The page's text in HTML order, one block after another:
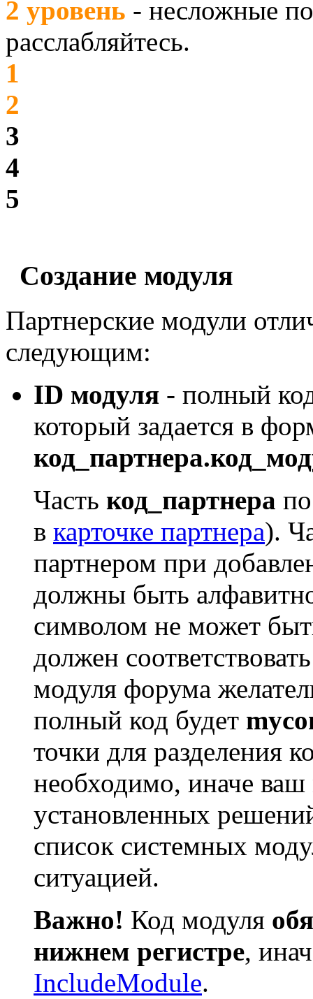
2 уровень - несложные
расслабляйтесь.
1
2
3
4
5
Создание модуля
Партнерские модули
следующим:
ID модуля - полный
который задается в
Часть код_партнера
в карточке партнера).
партнером при
должны быть
символом не может
должен
модуля форума
полный код будет
точки для разделения
необходимо, иначе ваш
установленных
список системных
ситуацией.
Важно! Код модуля
нижнем регистре,
IncludeModule.